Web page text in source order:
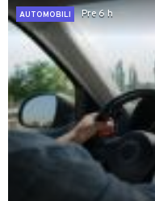
AUTOMOBILI
Pre 6 h